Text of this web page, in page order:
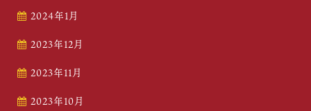
2024年1月
2023年12月
2023年11月
2023年10月